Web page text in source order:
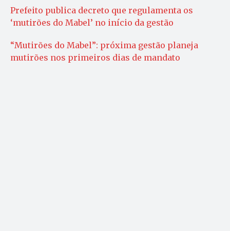
Prefeito publica decreto que regulamenta os
‘mutirões do Mabel’ no início da gestão
“Mutirões do Mabel”: próxima gestão planeja
mutirões nos primeiros dias de mandato